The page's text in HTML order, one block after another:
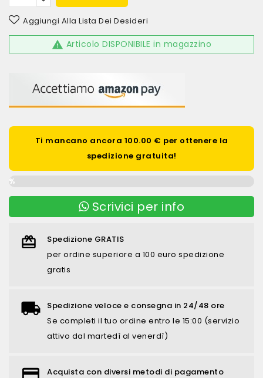
Aggiungi Alla Lista Dei Desideri
 Articolo DISPONIBILE in magazzino
Ti mancano ancora 100.00 € per ottenere la
spedizione gratuita!
0%
Scrivici per info
Spedizione GRATIS
per ordine superiore a 100 euro spedizione
gratis
Spedizione veloce e consegna in 24/48 ore
Se completi il tuo ordine entro le 15:00 (servizio
attivo dal martedì al venerdì)
Acquista con diversi metodi di pagamento